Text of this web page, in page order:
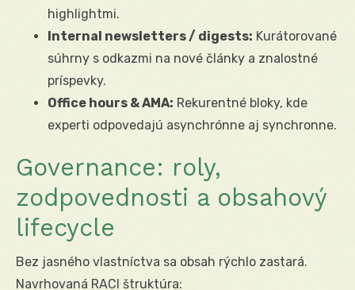
highlightmi.
Internal newsletters / digests: Kurátorované
súhrny s odkazmi na nové články a znalostné
príspevky.
Office hours & AMA: Rekurentné bloky, kde
experti odpovedajú asynchrónne aj synchronne.
Governance: roly,
zodpovednosti a obsahový
lifecycle
Bez jasného vlastníctva sa obsah rýchlo zastará.
Navrhovaná RACI štruktúra: